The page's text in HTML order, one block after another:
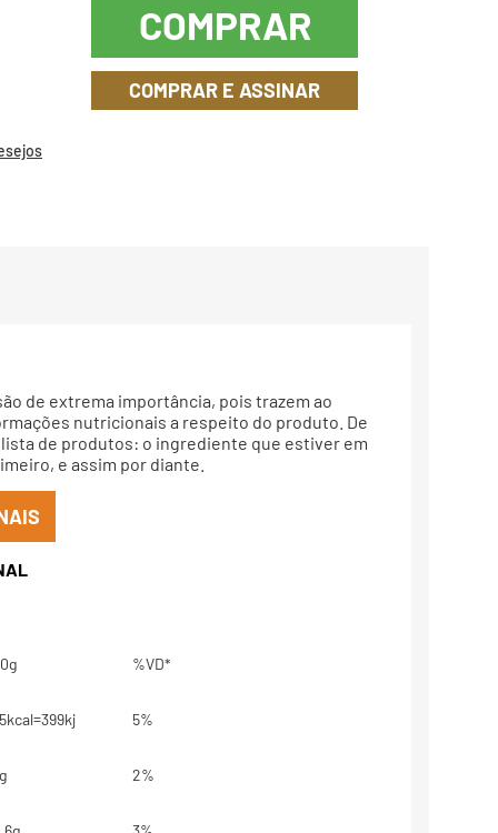
COMPRAR
COMPRAR E ASSINAR
de extrema importância, pois trazem ao
nutricionais a respeito do produto. De
de produtos: o ingrediente que estiver em
e assim por diante.
%VD*
5%
2%